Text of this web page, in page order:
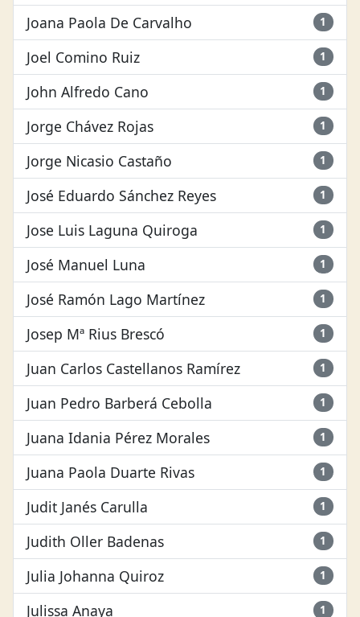
Joana Paola De Carvalho 1
Joel Comino Ruiz 1
John Alfredo Cano 1
Jorge Chávez Rojas 1
Jorge Nicasio Castaño 1
José Eduardo Sánchez Reyes 1
Jose Luis Laguna Quiroga 1
José Manuel Luna 1
José Ramón Lago Martínez 1
Josep Mª Rius Brescó 1
Juan Carlos Castellanos Ramírez 1
Juan Pedro Barberá Cebolla 1
Juana Idania Pérez Morales 1
Juana Paola Duarte Rivas 1
Judit Janés Carulla 1
Judith Oller Badenas 1
Julia Johanna Quiroz 1
Julissa Anaya 1